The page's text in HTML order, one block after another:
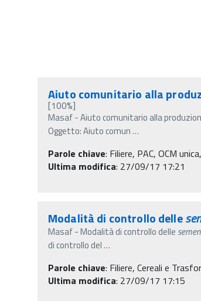
Aiuto comunitario alla
[100%]
Masaf - Aiuto comunitario alla
Oggetto: Aiuto comun…
Parole chiave: Filiere, PAC, OCM
Ultima modifica: 27/09/17 17:21
Modalità di controllo delle
Masaf - Modalità di controllo delle
di controllo del…
Parole chiave: Filiere, Cereali e
Ultima modifica: 27/09/17 17:15